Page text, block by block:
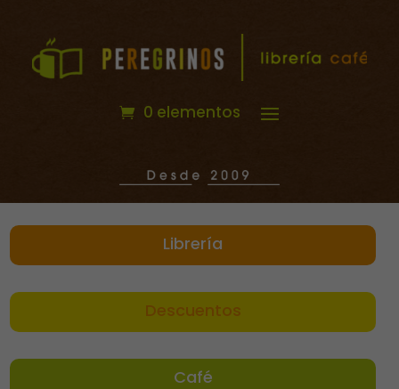
0 elementos
Librería
Descuentos
Café